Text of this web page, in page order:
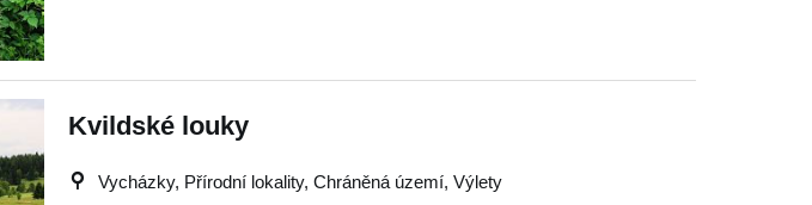
Kvildské louky
Vycházky, Přírodní lokality, Chráněná území, Výlety